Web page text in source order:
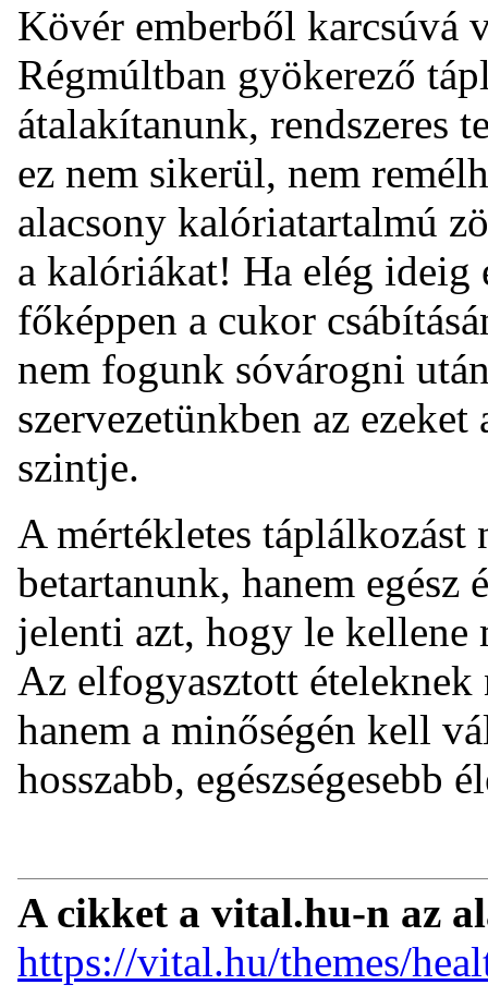
Kövér emberből karcsúvá
Régmúltban gyökerező
átalakítanunk, rendszeres
ez nem sikerül, nem
alacsony kalóriatartalmú
a kalóriákat! Ha elég ideig
főképpen a cukor
nem fogunk sóvárogni
szervezetünkben az
szintje.
A mértékletes
betartanunk, hanem egész
jelenti azt, hogy le kellene
Az elfogyasztott ételeknek
hanem a minőségén kell
hosszabb, egészségesebb
A cikket a vital.hu-n az
https://vital.hu/themes/